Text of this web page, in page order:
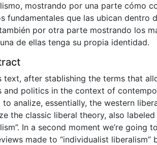
mostrando por una parte cómo
fundamentales que las ubican dentro
por otra parte mostrando los
de ellas tenga su propia identidad.
text, after stablishing the terms that
and politics in the context of
analize, essentially, the western
the classic liberal theory, also
In a second moment we’re going
made to “individualist liberalism”